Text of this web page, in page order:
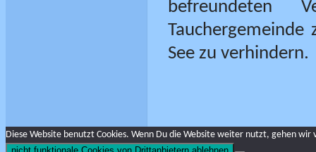
befreundeten
See zu verhindern.
Diese Website benutzt Cookies. Wenn Du die Website weiter nutzt, gehen wir